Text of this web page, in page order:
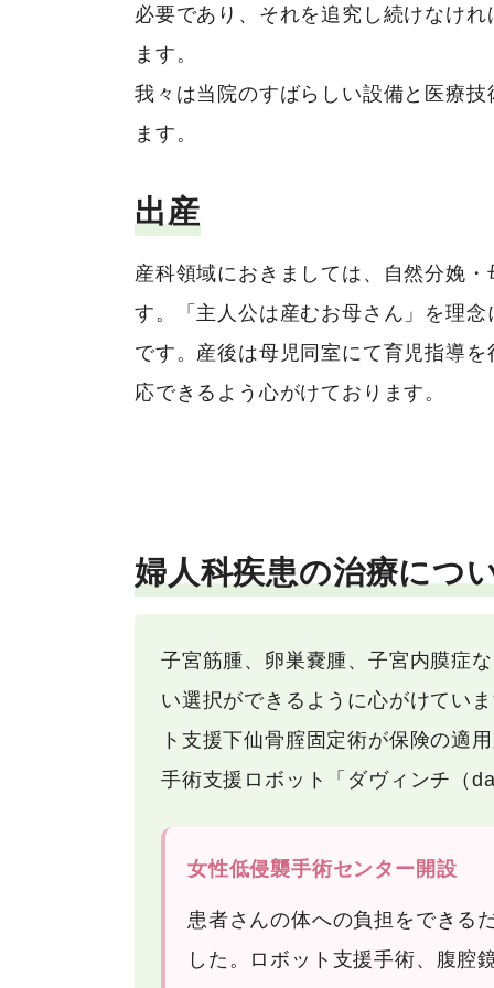
必要であり、それを追究し続けなけ
ます。
我々は当院のすばらしい設備と医療
ます。
出産
産科領域におきましては、自然分娩
す。「主人公は産むお母さん」を理
です。産後は母児同室にて育児指導
応できるよう心がけております。
婦人科疾患の治療につ
子宮筋腫、卵巣嚢腫、子宮内膜症
い選択ができるように心がけてい
ト支援下仙骨腟固定術が保険の適
手術支援ロボット「ダヴィンチ（
女性低侵襲手術センター開設
患者さんの体への負担をできる
した。ロボット支援手術、腹腔